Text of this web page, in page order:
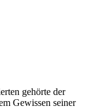
gehörte der
Gewissen seiner